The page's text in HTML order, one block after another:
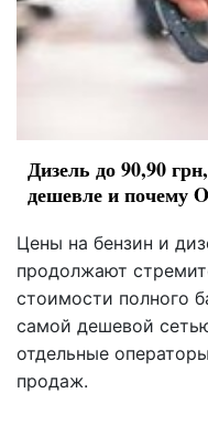
Дизель до 90,90
дешевле и почему
Цены на бензин и
продолжают
стоимости полного
самой дешевой
отдельные
продаж.